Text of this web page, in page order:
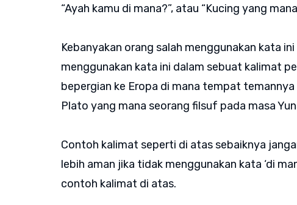
“Ayah kamu di mana?”, atau “Kucing yang
Kebanyakan orang salah menggunakan kata
menggunakan kata ini dalam sebuat kalimat
bepergian ke Eropa di mana tempat temannya
Plato yang mana seorang filsuf pada masa
Contoh kalimat seperti di atas sebaiknya
lebih aman jika tidak menggunakan kata ‘di
contoh kalimat di atas.